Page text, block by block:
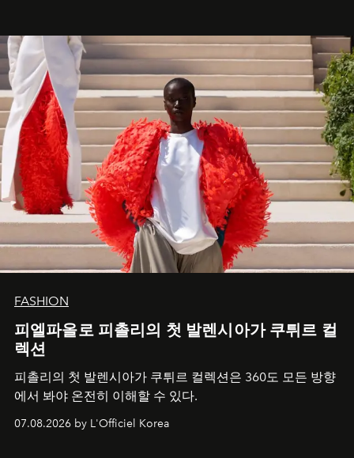
FASHION
피엘파올로 피촐리의 첫 발렌시아가 쿠튀르 컬
렉션
피촐리의 첫 발렌시아가 쿠튀르 컬렉션은 360도 모든 방향
에서 봐야 온전히 이해할 수 있다.
07.08.2026 by L'Officiel Korea